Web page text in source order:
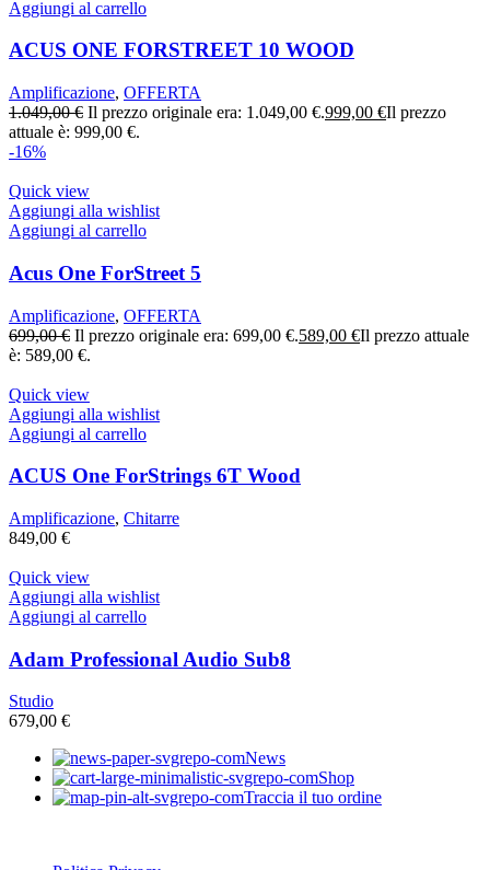
Aggiungi al carrello
ACUS ONE FORSTREET 10 WOOD
Amplificazione, OFFERTA
1.049,00€ Il prezzo originale era: 1.049,00 €.999,00 €Il prezzo
attuale è: 999,00 €.
-16%
Quick view
Aggiungi alla wishlist
Aggiungi al carrello
Acus One ForStreet 5
Amplificazione, OFFERTA
699,00€ Il prezzo originale era: 699,00 €.589,00 €Il prezzo attuale
è: 589,00 €.
Quick view
Aggiungi alla wishlist
Aggiungi al carrello
ACUS One ForStrings 6T Wood
Amplificazione, Chitarre
849,00 €
Quick view
Aggiungi alla wishlist
Aggiungi al carrello
Adam Professional Audio Sub8
Studio
679,00 €
News
Shop
Traccia il tuo ordine